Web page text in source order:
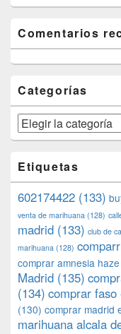
Comentarios
Categorías
Categorías
Etiquetas
602174422 (133)
venta de marihuana (128)
madrid (133) club de
marihuana (128)
comprar amnesia
Madrid (135)
(134) comprar
(130) comprar madrid
marihuana alcala